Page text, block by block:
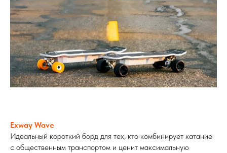
Exway Wave
Идеальный короткий борд для тех, кто комбинирует катание
с общественным транспортом и ценит максимальную